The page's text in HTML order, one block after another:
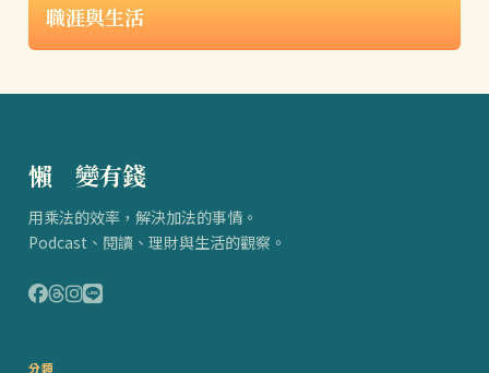
職涯與生活
懶得 變有錢
用乘法的效率，解決加法的事情。
Podcast、閱讀、理財與生活的觀察。
分類